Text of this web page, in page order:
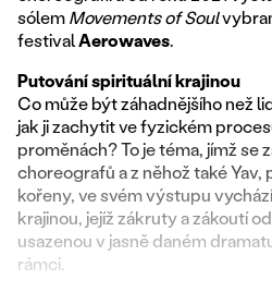
sólemMovements of Soul
festivalAerowaves.
Putování spirituální krajinou
Co může být záhadnějšího než
jak ji zachytit ve fyzickém
proměnách? To je téma, jímž se
choreografů a z něhož také
kořeny, ve svém výstupu
krajinou, jejíž zákruty a zákoutí
usazenou v jasně daném
rámci.